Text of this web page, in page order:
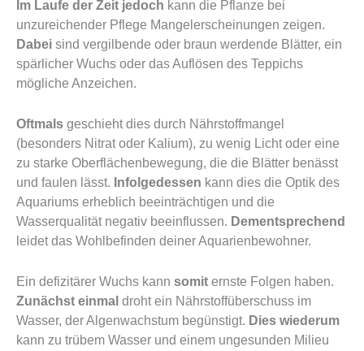
Im Laufe der Zeit jedoch kann die Pflanze bei
unzureichender Pflege Mangelerscheinungen zeigen.
Dabei sind vergilbende oder braun werdende Blätter, ein
spärlicher Wuchs oder das Auflösen des Teppichs
mögliche Anzeichen.
Oftmals geschieht dies durch Nährstoffmangel
(besonders Nitrat oder Kalium), zu wenig Licht oder eine
zu starke Oberflächenbewegung, die die Blätter benässt
und faulen lässt. Infolgedessen kann dies die Optik des
Aquariums erheblich beeinträchtigen und die
Wasserqualität negativ beeinflussen. Dementsprechend
leidet das Wohlbefinden deiner Aquarienbewohner.
Ein defizitärer Wuchs kann somit ernste Folgen haben.
Zunächst einmal droht ein Nährstoffüberschuss im
Wasser, der Algenwachstum begünstigt. Dies wiederum
kann zu trübem Wasser und einem ungesunden Milieu